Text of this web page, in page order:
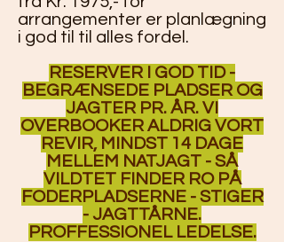
arrangementer er planlægning
i god til til alles fordel.
RESERVER I GOD TID -
BEGRÆNSEDE PLADSER OG
JAGTER PR. ÅR. VI
OVERBOOKER ALDRIG VORT
REVIR, MINDST 14 DAGE
MELLEM NATJAGT - SÅ
VILDTET FINDER RO PÅ
FODERPLADSERNE - STIGER
- JAGTTÅRNE.
PROFFESSIONEL LEDELSE.